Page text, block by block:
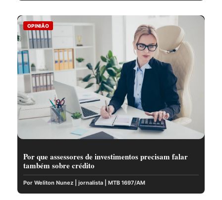
OPINIÃO
Por que assessores de investimentos precisam falar
também sobre crédito
Por Weliton Nunez | jornalista | MTB 1697/AM